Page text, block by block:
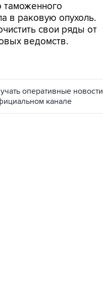
таможенного
в раковую опухоль.
свои ряды от
ведомств.
оперативные новости
канале